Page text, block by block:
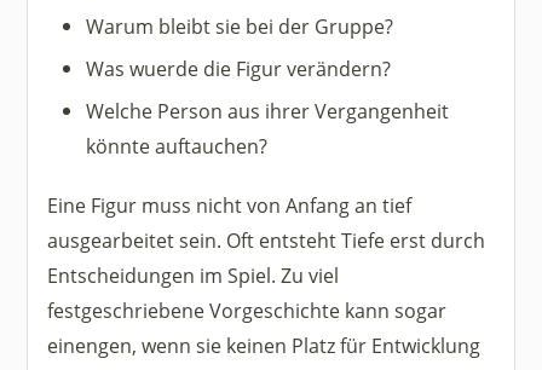
Warum bleibt sie bei der Gruppe?
Was wuerde die Figur verändern?
Welche Person aus ihrer Vergangenheit
könnte auftauchen?
Eine Figur muss nicht von Anfang an tief
ausgearbeitet sein. Oft entsteht Tiefe erst durch
Entscheidungen im Spiel. Zu viel
festgeschriebene Vorgeschichte kann sogar
einengen, wenn sie keinen Platz für Entwicklung